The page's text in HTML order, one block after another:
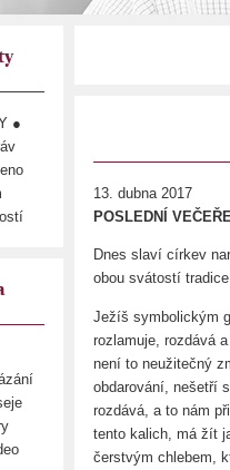
●
13. dubna 2017
POSLEDNÍ
Dnes slaví církev
obou svátostí
Ježíš symbolickým
rozlamuje, rozdává
není to neužitečný
obdarování, nešetří
rozdává, a to nám
tento kalich, má žít
čerstvým chlebem,